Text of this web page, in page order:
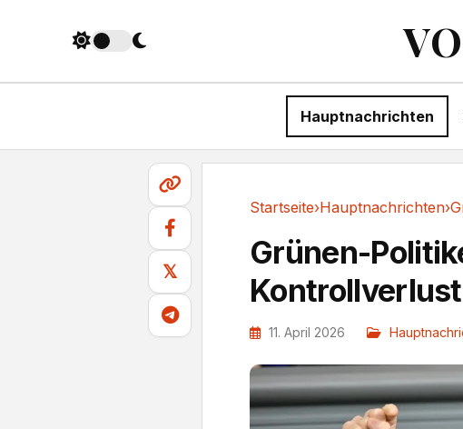
Hauptnachrichten
𝕏
Startseite›Hauptnachrichten›
Grünen-
11. April 2026